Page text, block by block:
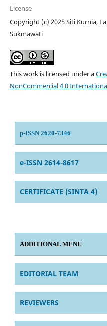
License
Copyright (c) 2025 Siti Kurnia,
Sukmawati
This work is licensed under a
NonCommercial 4.0
p-ISSN 2620-7346
e-ISSN 2614-8617
CERTIFICATE (SINTA 4)
ADDITIONAL MENU
EDITORIAL TEAM
REVIEWERS